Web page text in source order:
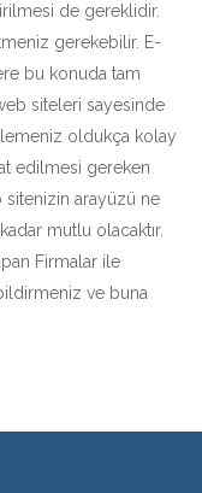
de gereklidir.
gerekebilir. E-
bu konuda tam
siteleri sayesinde
oldukça kolay
edilmesi gereken
arayüzü ne
mutlu olacaktır.
Firmalar ile
ve buna